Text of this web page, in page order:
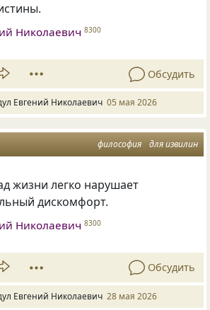
Николаевич 8300
Обсудить
Евгений Николаевич 05 мая 2026
философия для извилин
жизни легко нарушает
дискомфорт.
Николаевич 8300
Обсудить
Евгений Николаевич 28 мая 2026